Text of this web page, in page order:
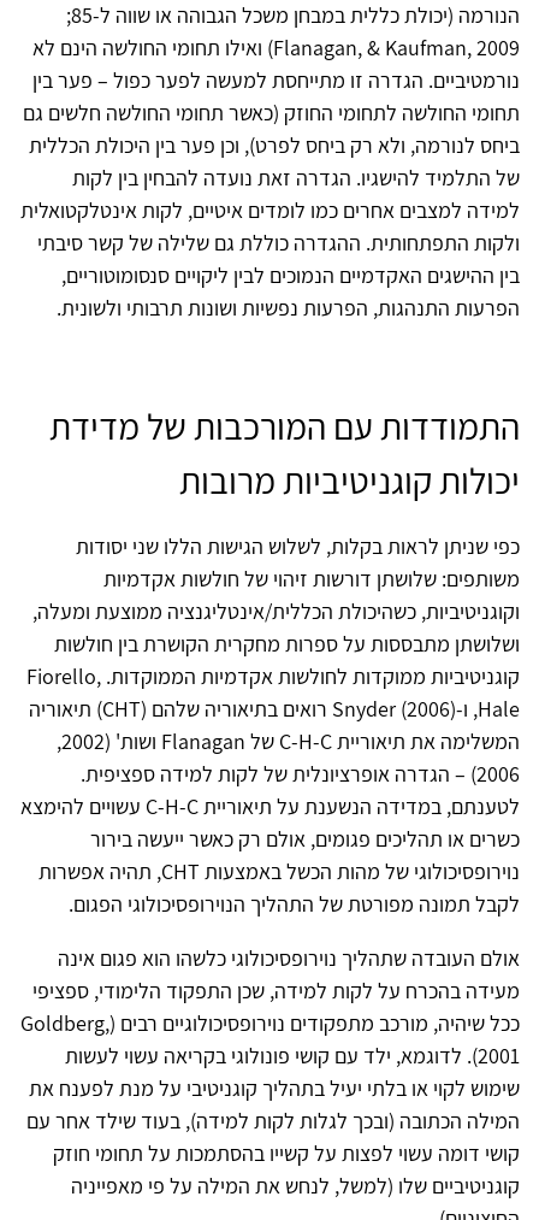
הנורמה (יכולת כללית במבחן משכל הגבוהה או שווה ל-85;
Flanagan, & Kaufman, 2009) ואילו תחומי החולשה הינם לא
נורמטיביים. הגדרה זו מתייחסת למעשה לפער כפול – פער בין
תחומי החולשה לתחומי החוזק (כאשר תחומי החולשה חלשים גם
ביחס לנורמה, ולא רק ביחס לפרט), וכן פער בין היכולת הכללית
של התלמיד להישגיו. הגדרה זאת נועדה להבחין בין לקות
למידה למצבים אחרים כמו לומדים איטיים, לקות אינטלקטואלית
ולקות התפתחותית. ההגדרה כוללת גם שלילה של קשר סיבתי
בין ההישגים האקדמיים הנמוכים לבין ליקויים סנסומוטוריים,
הפרעות התנהגות, הפרעות נפשיות ושונות תרבותי ולשונית.
התמודדות עם המורכבות של מדידת
יכולות קוגניטיביות מרובות
כפי שניתן לראות בקלות, לשלוש הגישות הללו שני יסודות
משותפים: שלושתן דורשות זיהוי של חולשות אקדמיות
וקוגניטיביות, כשהיכולת הכללית/אינטליגנציה ממוצעת ומעלה,
ושלושתן מתבססות על ספרות מחקרית הקושרת בין חולשות
קוגניטיביות ממוקדות לחולשות אקדמיות הממוקדות. Fiorello,
Hale, ו-Snyder (2006) רואים בתיאוריה שלהם (CHT) תיאוריה
המשלימה את תיאוריית C-H-C של Flanagan ושות' (2002,
2006) – הגדרה אופרציונלית של לקות למידה ספציפית.
לטענתם, במדידה הנשענת על תיאוריית C-H-C עשויים להימצא
כשרים או תהליכים פגומים, אולם רק כאשר ייעשה בירור
נוירופסיכולוגי של מהות הכשל באמצעות CHT, תהיה אפשרות
לקבל תמונה מפורטת של התהליך הנוירופסיכולוגי הפגום.
אולם העובדה שתהליך נוירופסיכולוגי כלשהו הוא פגום אינה
מעידה בהכרח על לקות למידה, שכן התפקוד הלימודי, ספציפי
ככל שיהיה, מורכב מתפקודים נוירופסיכולוגיים רבים (Goldberg,
2001). לדוגמא, ילד עם קושי פונולוגי בקריאה עשוי לעשות
שימוש לקוי או בלתי יעיל בתהליך קוגניטיבי על מנת לפענח את
המילה הכתובה (ובכך לגלות לקות למידה), בעוד שילד אחר עם
קושי דומה עשוי לפצות על קשייו בהסתמכות על תחומי חוזק
קוגניטיביים שלו (למשל, לנחש את המילה על פי מאפייניה